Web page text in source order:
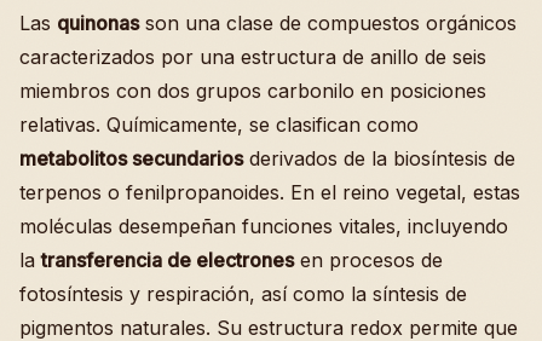
Las quinonasson una clase de compuestos orgánicos
caracterizados por una estructura de anillo de seis
miembros con dos grupos carbonilo en posiciones
relativas. Químicamente, se clasifican como
metabolitos secundariosderivados de la biosíntesis de
terpenos o fenilpropanoides. En el reino vegetal, estas
moléculas desempeñan funciones vitales, incluyendo
latransferencia de electronesen procesos de
fotosíntesis y respiración, así como la síntesis de
pigmentos naturales. Su estructura redox permite que